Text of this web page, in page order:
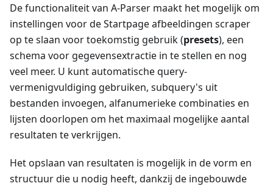
De functionaliteit van A-Parser maakt het mogelijk om
instellingen voor de Startpage afbeeldingen scraper
op te slaan voor toekomstig gebruik (presets), een
schema voor gegevensextractie in te stellen en nog
veel meer. U kunt automatische query-
vermenigvuldiging gebruiken, subquery's uit
bestanden invoegen, alfanumerieke combinaties en
lijsten doorlopen om het maximaal mogelijke aantal
resultaten te verkrijgen.
Het opslaan van resultaten is mogelijk in de vorm en
structuur die u nodig heeft, dankzij de ingebouwde